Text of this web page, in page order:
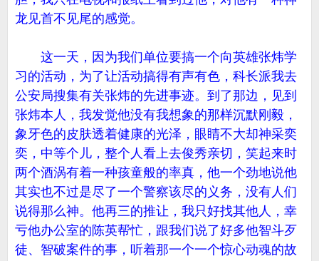
龙见首不见尾的感觉。
这一天，因为我们单位要搞一个向英雄张炜学
习的活动，为了让活动搞得有声有色，科长派我去
公安局搜集有关张炜的先进事迹。到了那边，见到
张炜本人，我发觉他没有我想象的那样沉默刚毅，
象牙色的皮肤透着健康的光泽，眼睛不大却神采奕
奕，中等个儿，整个人看上去俊秀亲切，笑起来时
两个酒涡有着一种孩童般的率真，他一个劲地说他
其实也不过是尽了一个警察该尽的义务，没有人们
说得那么神。他再三的推让，我只好找其他人，幸
亏他办公室的陈英帮忙，跟我们说了好多他智斗歹
徒、智破案件的事，听着那一个一个惊心动魂的故